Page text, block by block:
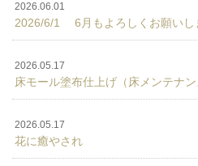
2026.06.01
2026/6/1 6月もよろしくお願いし
2026.05.17
床モール塗布仕上げ（床メンテナン
2026.05.17
花に癒やされ